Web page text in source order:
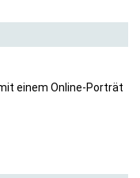
einem Online-Porträt